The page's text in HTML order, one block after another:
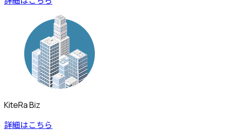
KiteRa Biz
詳細はこちら